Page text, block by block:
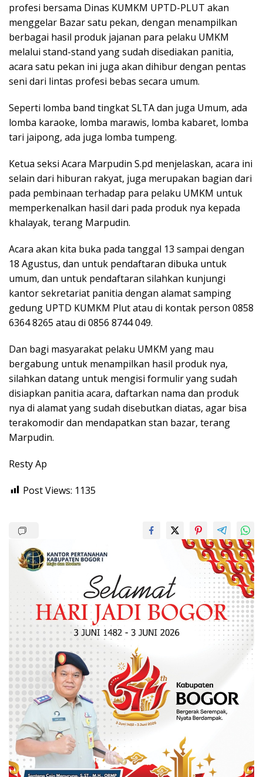
profesi bersama Dinas KUMKM UPTD-PLUT akan
menggelar Bazar satu pekan, dengan menampilkan
berbagai hasil produk jajanan para pelaku UMKM
melalui stand-stand yang sudah disediakan panitia,
acara satu pekan ini juga akan dihibur dengan pentas
seni dari lintas profesi bebas secara umum.
Seperti lomba band tingkat SLTA dan juga Umum, ada
lomba karaoke, lomba marawis, lomba kabaret, lomba
tari jaipong, ada juga lomba tumpeng.
Ketua seksi Acara Marpudin S.pd menjelaskan, acara ini
selain dari hiburan rakyat, juga merupakan bagian dari
pada pembinaan terhadap para pelaku UMKM untuk
memperkenalkan hasil dari pada produk nya kepada
khalayak, terang Marpudin.
Acara akan kita buka pada tanggal 13 sampai dengan
18 Agustus, dan untuk pendaftaran dibuka untuk
umum, dan untuk pendaftaran silahkan kunjungi
kantor sekretariat panitia dengan alamat samping
gedung UPTD KUMKM Plut atau di kontak person 0858
6364 8265 atau di 0856 8744 049.
Dan bagi masyarakat pelaku UMKM yang mau
bergabung untuk menampilkan hasil produk nya,
silahkan datang untuk mengisi formulir yang sudah
disiapkan panitia acara, daftarkan nama dan produk
nya di alamat yang sudah disebutkan diatas, agar bisa
terakomodir dan mendapatkan stan bazar, terang
Marpudin.
Resty Ap
Post Views: 1135